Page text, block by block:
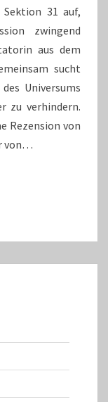
31 auf,
zwingend
aus dem
sucht
Universums
zu verhindern.
Rezension von
von…